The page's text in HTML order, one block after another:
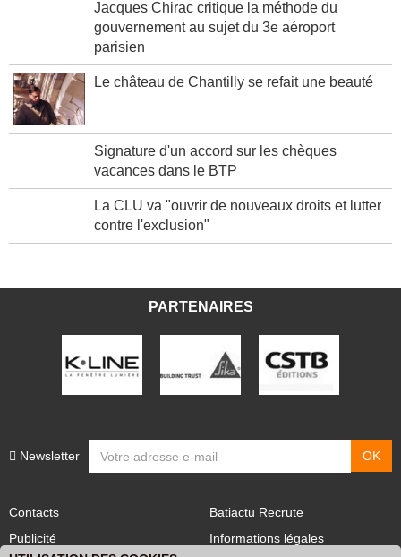
Jacques Chirac critique la méthode du
gouvernement au sujet du 3e aéroport
Signature d'un accord sur les chèques
La CLU va "ouvrir de nouveaux droits et lutter
Publicité